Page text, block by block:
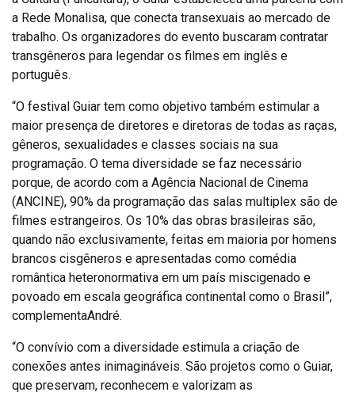
a Rede Monalisa, que conecta transexuais ao mercado de
trabalho. Os organizadores do evento buscaram contratar
transgêneros para legendar os filmes em inglês e
português.
“O festival Guiar tem como objetivo também estimular a
maior presença de diretores e diretoras de todas as raças,
gêneros, sexualidades e classes sociais na sua
programação. O tema diversidade se faz necessário
porque, de acordo com a Agência Nacional de Cinema
(ANCINE), 90% da programação das salas multiplex são de
filmes estrangeiros. Os 10% das obras brasileiras são,
quando não exclusivamente, feitas em maioria por homens
brancos cisgêneros e apresentadas como comédia
romântica heteronormativa em um país miscigenado e
povoado em escala geográfica continental como o Brasil”,
complementaAndré.
“O convívio com a diversidade estimula a criação de
conexões antes inimagináveis. São projetos como o Guiar,
que preservam, reconhecem e valorizam as